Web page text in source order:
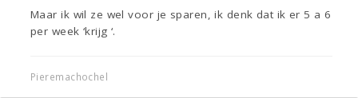
Maar ik wil ze wel voor je sparen, ik denk dat ik er 5 a 6
per week ‘krijg ‘.
Pieremachochel